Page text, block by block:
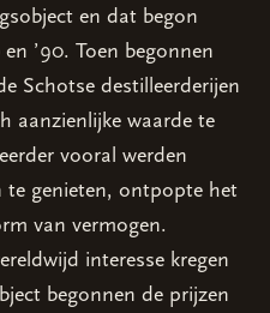
en dat begon
’90. Toen begonnen
Schotse destilleerderijen
aanzienlijke waarde te
vooral werden
te genieten, ontpopte het
van vermogen.
interesse kregen
begonnen de prijzen